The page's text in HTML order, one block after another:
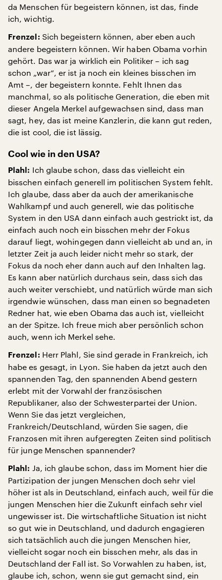
da Menschen für begeistern können, ist das, finde
ich, wichtig.
Frenzel: Sich begeistern können, aber eben auch
andere begeistern können. Wir haben Obama vorhin
gehört. Das war ja wirklich ein Politiker – ich sag
schon „war“, er ist ja noch ein kleines bisschen im
Amt –, der begeistern konnte. Fehlt Ihnen das
manchmal, so als politische Generation, die eben mit
dieser Angela Merkel aufgewachsen sind, dass man
sagt, hey, das ist meine Kanzlerin, die kann gut reden,
die ist cool, die ist lässig.
Cool wie in den USA?
Plahl: Ich glaube schon, dass das vielleicht ein
bisschen einfach generell im politischen System fehlt.
Ich glaube, dass aber da auch der amerikanische
Wahlkampf und auch generell, wie das politische
System in den USA dann einfach auch gestrickt ist, da
einfach auch noch ein bisschen mehr der Fokus
darauf liegt, wohingegen dann vielleicht ab und an, in
letzter Zeit ja auch leider nicht mehr so stark, der
Fokus da noch eher dann auch auf den Inhalten lag.
Es kann aber natürlich durchaus sein, dass sich das
auch weiter verschiebt, und natürlich würde man sich
irgendwie wünschen, dass man einen so begnadeten
Redner hat, wie eben Obama das auch ist, vielleicht
an der Spitze. Ich freue mich aber persönlich schon
auch, wenn ich Merkel sehe.
Frenzel: Herr Plahl, Sie sind gerade in Frankreich, ich
habe es gesagt, in Lyon. Sie haben da jetzt auch den
spannenden Tag, den spannenden Abend gestern
erlebt mit der Vorwahl der französischen
Republikaner, also der Schwesterpartei der Union.
Wenn Sie das jetzt vergleichen,
Frankreich/Deutschland, würden Sie sagen, die
Franzosen mit ihren aufgeregten Zeiten sind politisch
für junge Menschen spannender?
Plahl: Ja, ich glaube schon, dass im Moment hier die
Partizipation der jungen Menschen doch sehr viel
höher ist als in Deutschland, einfach auch, weil für die
jungen Menschen hier die Zukunft einfach sehr viel
ungewisser ist. Die wirtschaftliche Situation ist nicht
so gut wie in Deutschland, und dadurch engagieren
sich tatsächlich auch die jungen Menschen hier,
vielleicht sogar noch ein bisschen mehr, als das in
Deutschland der Fall ist. So Vorwahlen zu haben, ist,
glaube ich, schon, wenn sie gut gemacht sind, ein